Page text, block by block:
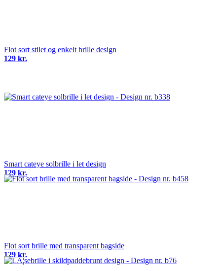
Flot sort stilet og enkelt brille design
129 kr.
Smart cateye solbrille i let design
129 kr.
Flot sort brille med transparent bagside
129 kr.